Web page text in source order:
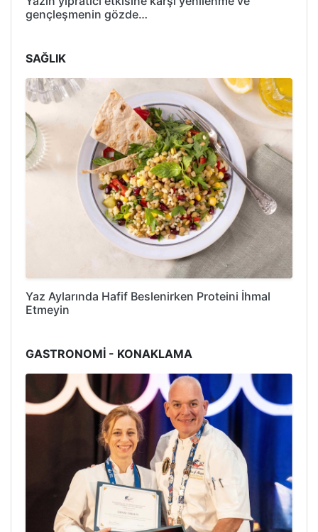
gençleşmenin gözde…
SAĞLIK
Yaz Aylarında Hafif Beslenirken Proteini İhmal
Etmeyin
GASTRONOMİ - KONAKLAMA